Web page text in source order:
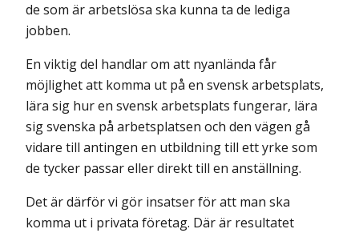
de som är arbetslösa ska kunna ta de lediga
jobben.
En viktig del handlar om att nyanlända får
möjlighet att komma ut på en svensk arbetsplats,
lära sig hur en svensk arbetsplats fungerar, lära
sig svenska på arbetsplatsen och den vägen gå
vidare till antingen en utbildning till ett yrke som
de tycker passar eller direkt till en anställning.
Det är därför vi gör insatser för att man ska
komma ut i privata företag. Där är resultatet